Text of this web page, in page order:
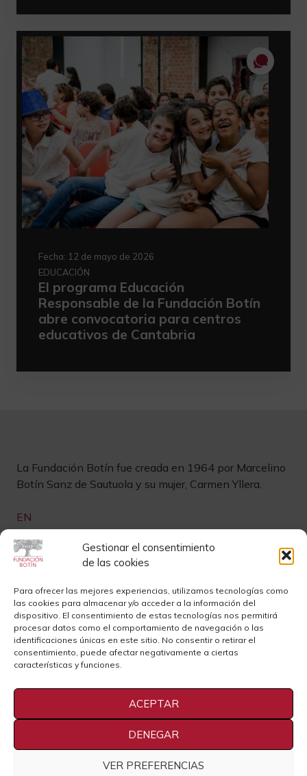
Gestionar el consentimiento
de las cookies
Para ofrecer las mejores experiencias, utilizamos tecnologías como
las cookies para almacenar y/o acceder a la información del
dispositivo. El consentimiento de estas tecnologías nos permitirá
procesar datos como el comportamiento de navegación o las
identificaciones únicas en este sitio. No consentir o retirar el
consentimiento, puede afectar negativamente a ciertas
características y funciones.
ACEPTAR
DENEGAR
VER PREFERENCIAS
Fecha: 12 de mayo de 2026
EDUCACIÓN
El programa Educación
Responsable de la Fundación Botín
abre convocatoria para centros
educativos de Cantabria
La Fundación Botín fue creada en 1964 por Marcelino
Botín Sanz de Sautuola y su mujer, Carmen Yllera.
EN
Links de interés
Contacto
Sedes
Sala de Prensa
Privacidad
Instagram
Youtube